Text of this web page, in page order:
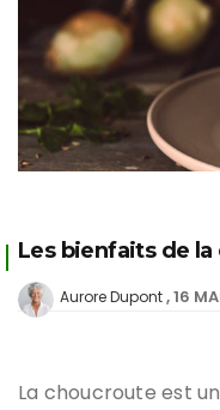
Les bienfaits de
Aurore Dupont 16
La choucroute est